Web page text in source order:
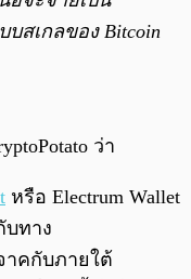
สเกลของ Bitcoin
ว่า
หรือ Electrum Wallet
บทาง
าคกับภายใต้